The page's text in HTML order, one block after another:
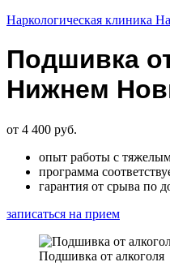
Наркологическая клиника
Подшивка
Нижнем
от 4 400 руб.
опыт работы с
программа
гарантия от срыва по
записаться на прием
Подшивка от алкоголя